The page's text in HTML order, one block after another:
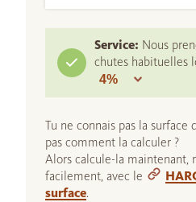
Service: Nous
chutes habituelles
Tu ne connais pas la surface
pas comment la calculer ?
Alors calcule-la maintenant,
facilement, avec le
surface.